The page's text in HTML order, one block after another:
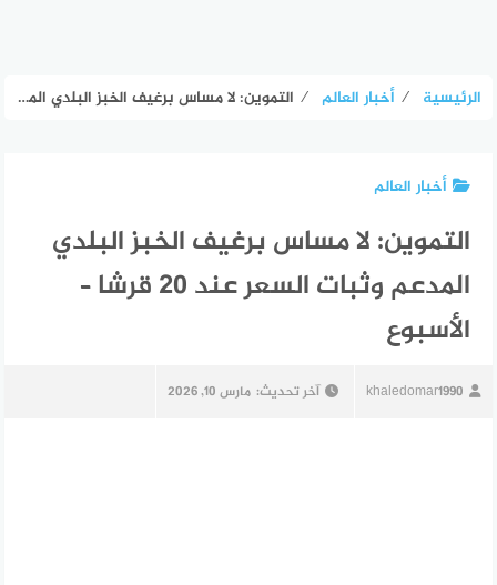
الرئيسية ⁄ أخبار العالم ⁄ التموين: لا مساس برغيف الخبز البلدي المدعم وثبات السعر عند 20 قرشا – الأسبوع
أخبار العالم
التموين: لا مساس برغيف الخبز البلدي
المدعم وثبات السعر عند 20 قرشا –
الأسبوع
khaledomar1990 آخر تحديث: مارس 10, 2026